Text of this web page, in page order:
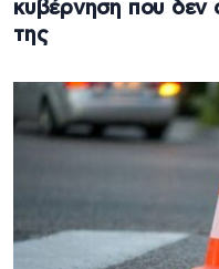
κυβέρνηση που δεν
της